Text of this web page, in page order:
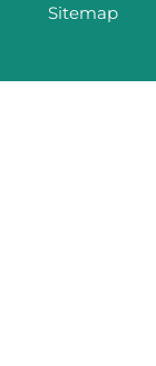
Sitemap